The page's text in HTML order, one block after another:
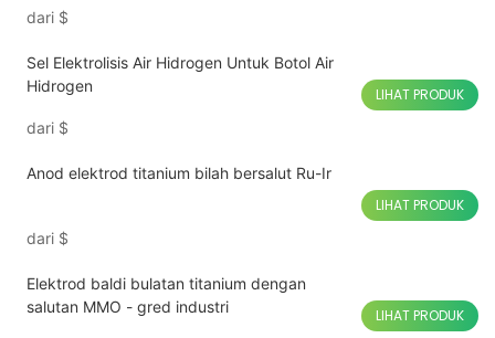
dari $
Sel Elektrolisis Air Hidrogen Untuk Botol Air
Hidrogen
dari $
LIHAT PRODUK
Anod elektrod titanium bilah bersalut Ru-Ir
dari $
LIHAT PRODUK
Elektrod baldi bulatan titanium dengan
salutan MMO - gred industri
LIHAT PRODUK